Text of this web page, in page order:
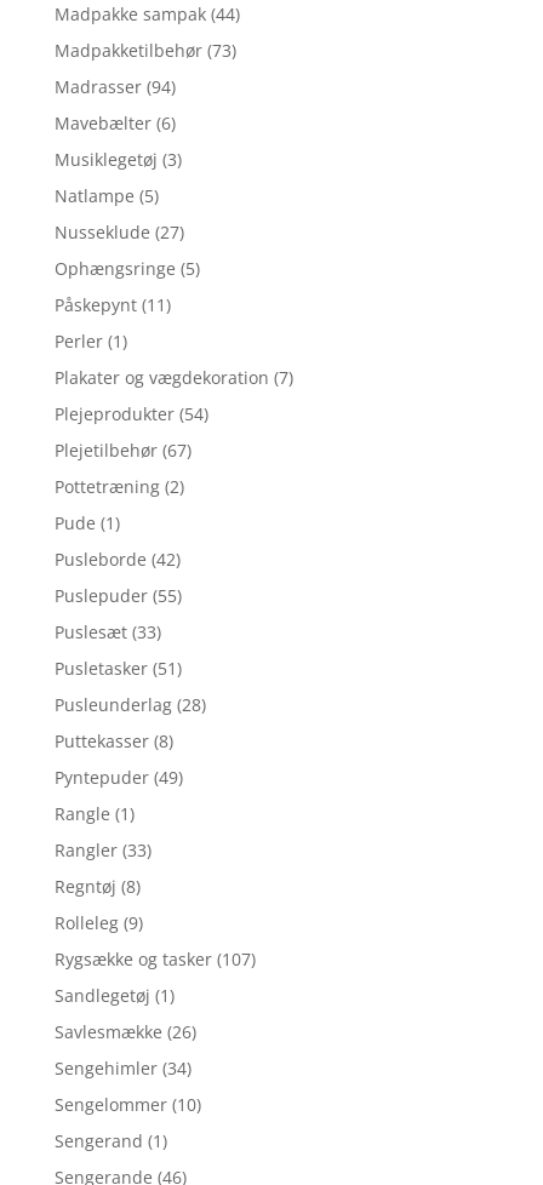
Madpakke sampak (44)
Madpakketilbehør (73)
Madrasser (94)
Mavebælter (6)
Musiklegetøj (3)
Natlampe (5)
Nusseklude (27)
Ophængsringe (5)
Påskepynt (11)
Perler (1)
Plakater og vægdekoration (7)
Plejeprodukter (54)
Plejetilbehør (67)
Pottetræning (2)
Pude (1)
Pusleborde (42)
Puslepuder (55)
Puslesæt (33)
Pusletasker (51)
Pusleunderlag (28)
Puttekasser (8)
Pyntepuder (49)
Rangle (1)
Rangler (33)
Regntøj (8)
Rolleleg (9)
Rygsække og tasker (107)
Sandlegetøj (1)
Savlesmække (26)
Sengehimler (34)
Sengelommer (10)
Sengerand (1)
Sengerande (46)